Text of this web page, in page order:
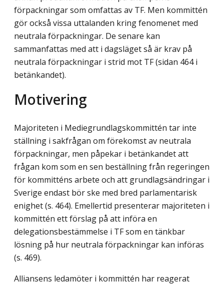
förpackningar som omfattas av TF. Men kommittén
gör också vissa uttalanden kring fenomenet med
neutrala förpackningar. De senare kan
sammanfattas med att i dagsläget så är krav på
neutrala förpackningar i strid mot TF (sidan 464 i
betänkandet).
Motivering
Majoriteten i Mediegrundlagskommittén tar inte
ställning i sakfrågan om förekomst av neutrala
förpackningar, men påpekar i betänkandet att
frågan kom som en sen beställning från regeringen
för kommitténs arbete och att grundlagsändringar i
Sverige endast bör ske med bred parlamentarisk
enighet (s. 464). Emellertid presenterar majoriteten i
kommittén ett förslag på att införa en
delegationsbestämmelse i TF som en tänkbar
lösning på hur neutrala förpackningar kan införas
(s. 469).
Alliansens ledamöter i kommittén har reagerat